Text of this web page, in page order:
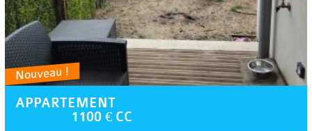
Nouveau !
APPARTEMENT
1100 € CC